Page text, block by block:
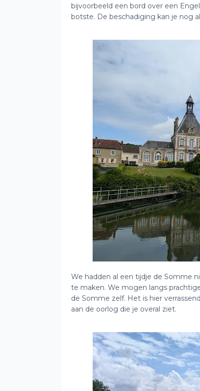
bijvoorbeeld een bord over een
botste. De beschadiging kan je nog
We hadden al een tijdje de Somme
te maken. We mogen langs
de Somme zelf. Het is hier
aan de oorlog die je overal ziet.